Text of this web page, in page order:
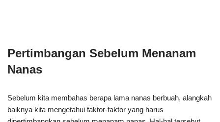
Pertimbangan Sebelum Menanam
Nanas
Sebelum kita membahas berapa lama nanas berbuah, alangkah
baiknya kita mengetahui faktor-faktor yang harus